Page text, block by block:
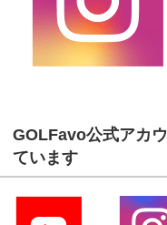
GOLFavo公式アカ
ています